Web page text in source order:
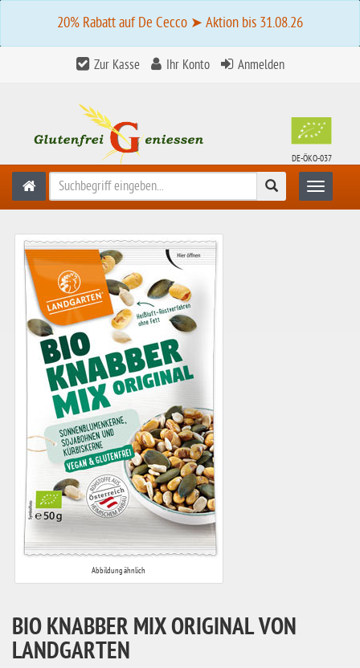
20% Rabatt auf De Cecco ➤ Aktion bis 31.08.26
Zur Kasse Ihr Konto Anmelden
DE-ÖKO-037
Suchen Toggle
Abbildung ähnlich
BIO KNABBER MIX ORIGINAL VON
LANDGARTEN